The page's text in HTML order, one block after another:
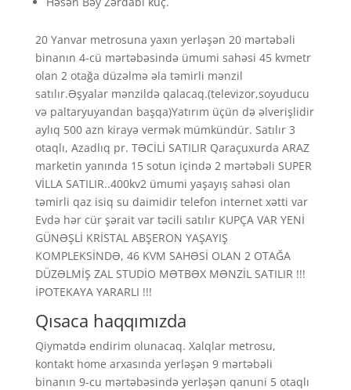
20 Yanvar metrosuna yaxın yerləşən 20 mərtəbəli
binanın 4-cü mərtəbəsində ümumi sahəsi 45 kvmetr
olan 2 otağa düzəlmə əla təmirli mənzil
satılır.Əşyalar mənzildə qalacaq.(televizor,soyuducu
və paltaryuyandan başqa)Yatırım üçün də əlverişlidir
aylıq 500 azn kirayə vermək mümkündür. Satılır 3
otaqlı, Azadlıq pr. TƏCİLİ SATILIR Qaraçuxurda ARAZ
marketin yanında 15 sotun içində 2 mərtəbəli SUPER
VİLLA SATILIR..400kv2 ümumi yaşayış sahəsi olan
təmirli qaz isiq su daimidir telefon internet xətti var
Evdə hər cür şərait var təcili satılır KUPÇA VAR YENİ
GÜNƏŞLİ KRİSTAL ABŞERON YAŞAYIŞ
KOMPLEKSİNDƏ, 46 KVM SAHƏSİ OLAN 2 OTAĞA
DÜZƏLMİŞ ZAL STUDİO MƏTBƏX MƏNZİL SATILIR !!!
İPOTEKAYA YARARLI !!!
Qısaca haqqımızda
Qiymətdə endirim olunacaq. Xalqlar metrosu,
kontakt home arxasında yerləşən 9 mərtəbəli
binanın 9-cu mərtəbəsində yerləşən qanuni 5 otaqlı